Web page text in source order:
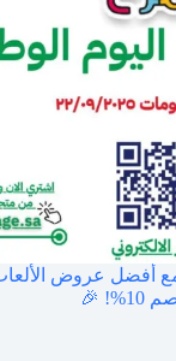
أفضل عروض الألعاب
🎉